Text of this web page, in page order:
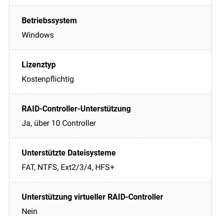
Windows
Kostenpflichtig
Ja, über 10 Controller
FAT, NTFS, Ext2/3/4, HFS+
Nein